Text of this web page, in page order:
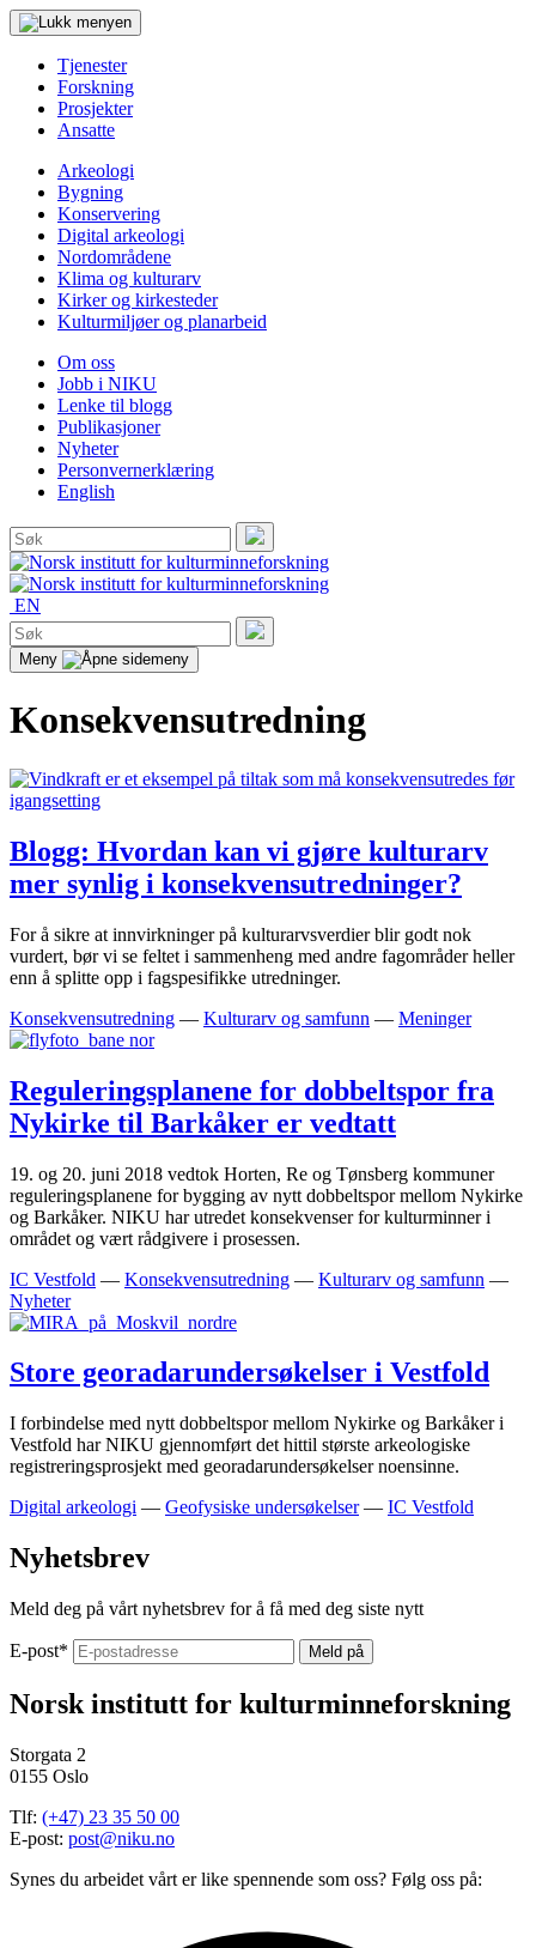
Tjenester
Forskning
Prosjekter
Ansatte
Arkeologi
Bygning
Konservering
Digital arkeologi
Nordområdene
Klima og kulturarv
Kirker og kirkesteder
Kulturmiljøer og planarbeid
Om oss
Jobb i NIKU
Lenke til blogg
Publikasjoner
Nyheter
Personvernerklæring
English
Søk
etter:
Søk
EN
Søk
etter:
Søk
Meny
Konsekvensutredning
Blogg: Hvordan kan vi gjøre kulturarv
mer synlig i konsekvensutredninger?
For å sikre at innvirkninger på kulturarvsverdier blir godt nok
vurdert, bør vi se feltet i sammenheng med andre fagområder heller
enn å splitte opp i fagspesifikke utredninger.
Konsekvensutredning — Kulturarv og samfunn — Meninger
Reguleringsplanene for dobbeltspor fra
Nykirke til Barkåker er vedtatt
19. og 20. juni 2018 vedtok Horten, Re og Tønsberg kommuner
reguleringsplanene for bygging av nytt dobbeltspor mellom Nykirke
og Barkåker. NIKU har utredet konsekvenser for kulturminner i
området og vært rådgivere i prosessen.
IC Vestfold — Konsekvensutredning — Kulturarv og samfunn —
Nyheter
Store georadarundersøkelser i Vestfold
I forbindelse med nytt dobbeltspor mellom Nykirke og Barkåker i
Vestfold har NIKU gjennomført det hittil største arkeologiske
registreringsprosjekt med georadarundersøkelser noensinne.
Digital arkeologi — Geofysiske undersøkelser — IC Vestfold
Nyhetsbrev
Meld deg på vårt nyhetsbrev for å få med deg siste nytt
E-post*
Norsk institutt for kulturminneforskning
Storgata 2
0155 Oslo
Tlf: (+47) 23 35 50 00
E-post: post@niku.no
Synes du arbeidet vårt er like spennende som oss? Følg oss på: